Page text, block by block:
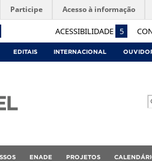
ACESSIBILIDADE 5
Participe Acesso à informação
EDITAIS INTERNACIONAL
ENADE PROJETOS